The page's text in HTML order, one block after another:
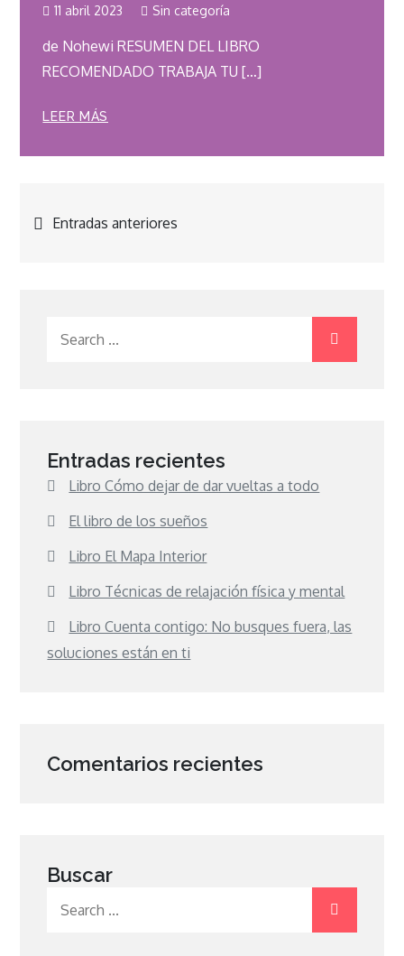
11 abril 2023 Sin categoría
de Nohewi RESUMEN DEL LIBRO
RECOMENDADO TRABAJA TU […]
LEER MÁS
Navegación
Entradas anteriores
Entradas recientes
Libro Cómo dejar de dar vueltas a todo
El libro de los sueños
Libro El Mapa Interior
Libro Técnicas de relajación física y mental
Libro Cuenta contigo: No busques fuera, las
soluciones están en ti
Comentarios recientes
Buscar